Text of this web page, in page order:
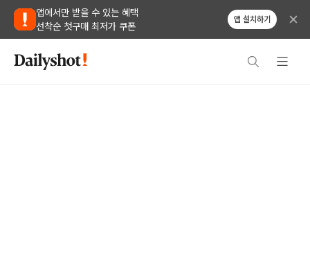
앱에서만 받을 수 있는 혜택
선착순 첫구매 최저가 쿠폰
앱 설치하기